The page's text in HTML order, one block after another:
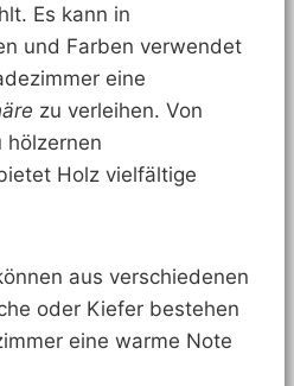
Es kann in
und Farben verwendet
eine
zu verleihen. Von
hölzernen
Holz vielfältige
aus verschiedenen
oder Kiefer bestehen
eine warme Note